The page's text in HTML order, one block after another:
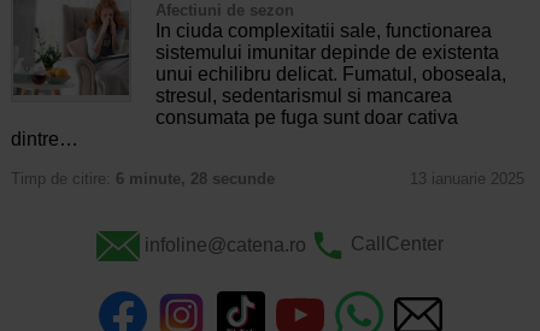
Afectiuni de sezon
In ciuda complexitatii sale, functionarea
sistemului imunitar depinde de existenta
unui echilibru delicat. Fumatul, oboseala,
stresul, sedentarismul si mancarea
consumata pe fuga sunt doar cativa
dintre…
Timp de citire: 6 minute, 28 secunde 13 ianuarie 2025
infoline@catena.ro CallCenter